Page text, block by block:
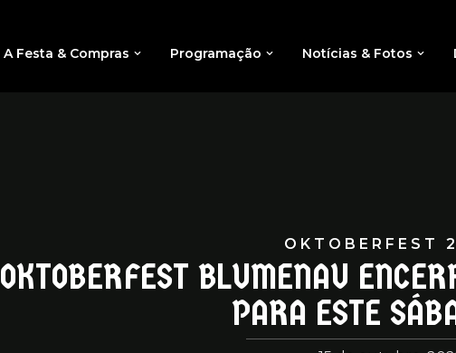
A Festa & Compras Programação Notícias & Fotos
OKTOBERFEST
OKTOBERFEST BLUMENAU
PARA ESTE